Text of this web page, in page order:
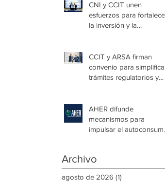
CNI y CCIT unen
esfuerzos para fortalecer
la inversión y la
CCIT y ARSA firman
convenio para simplificar
trámites regulatorios y
AHER difunde
mecanismos para
impulsar el autoconsumo
Archivo
agosto de 2026 (1)